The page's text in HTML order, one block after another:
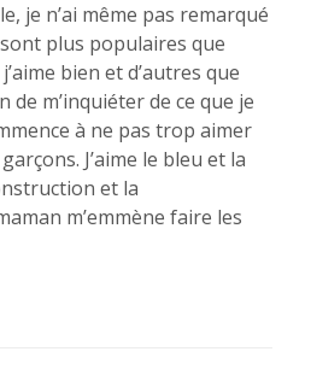
je n’ai même pas remarqué
plus populaires que
bien et d’autres que
de m’inquiéter de ce que je
à ne pas trop aimer
J’aime le bleu et la
et la
m’emmène faire les